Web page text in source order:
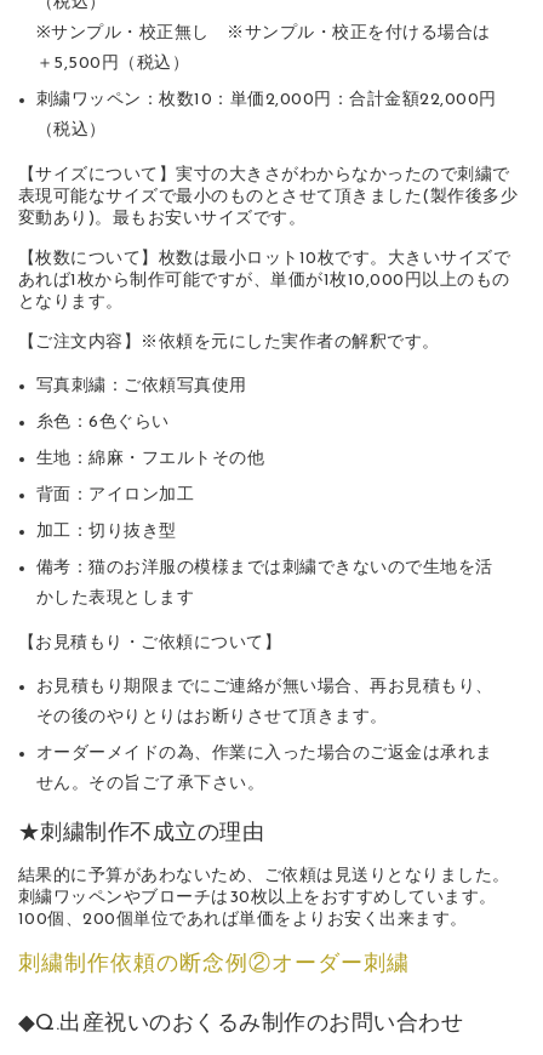
※サンプル・校正無し ※サンプル・校正を付ける場合は
＋5,500円（税込）
刺繍ワッペン：枚数10：単価2,000円：合計金額22,000円
（税込）
【サイズについて】実寸の大きさがわからなかったので刺繍で
表現可能なサイズで最小のものとさせて頂きました(製作後多少
変動あり)。最もお安いサイズです。
【枚数について】枚数は最小ロット10枚です。大きいサイズで
あれば1枚から制作可能ですが、単価が1枚10,000円以上のもの
となります。
【ご注文内容】※依頼を元にした実作者の解釈です。
写真刺繍：ご依頼写真使用
糸色：6色ぐらい
生地：綿麻・フエルトその他
背面：アイロン加工
加工：切り抜き型
備考：猫のお洋服の模様までは刺繍できないので生地を活
かした表現とします
【お見積もり・ご依頼について】
お見積もり期限までにご連絡が無い場合、再お見積もり、
その後のやりとりはお断りさせて頂きます。
オーダーメイドの為、作業に入った場合のご返金は承れま
せん。その旨ご了承下さい。
★刺繍制作不成立の理由
結果的に予算があわないため、ご依頼は見送りとなりました。
刺繍ワッペンやブローチは30枚以上をおすすめしています。
100個、200個単位であれば単価をよりお安く出来ます。
刺繍制作依頼の断念例②オーダー刺繍
◆Q.出産祝いのおくるみ制作のお問い合わせ